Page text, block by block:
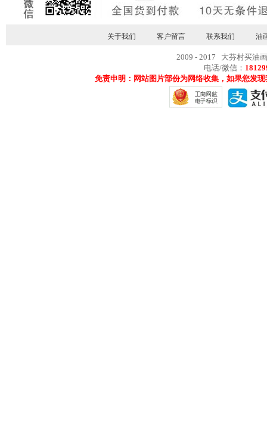
关于我们 客户留言 联系我们 油
2009 - 2017 大芬村买油
电话/微信：
免责申明：网站图片部份为网络收集，如果您发